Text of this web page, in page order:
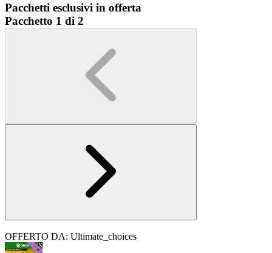
Pacchetti esclusivi in offerta
Pacchetto 1 di 2
OFFERTO DA: Ultimate_choices